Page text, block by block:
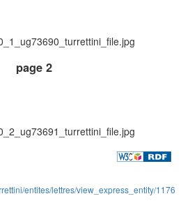
page 2
entites/lettres/view_express_entity/1176